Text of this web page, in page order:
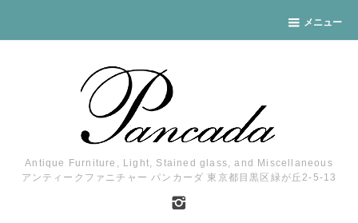
メニュー
Antique Furniture, Light, Stained glass, and Miscellaneous
アンティークファニチャー パンカーダ 東京都目黒区緑が丘2-5-13